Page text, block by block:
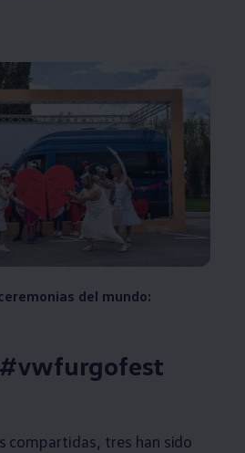
del mundo:
#vwfurgofest
compartidas, tres han sido